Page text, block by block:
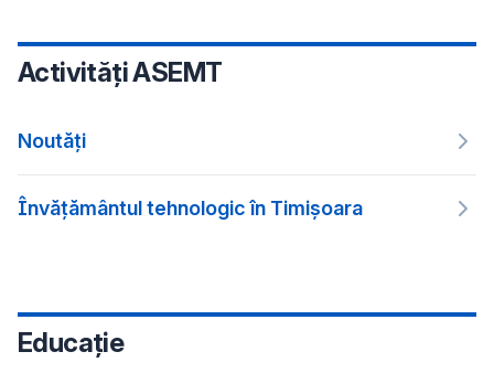
Activități ASEMT
Noutăți
Învățământul tehnologic în Timișoara
Educație